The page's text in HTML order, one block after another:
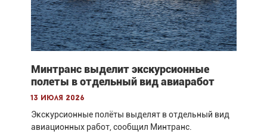
Минтранс выделит экскурсионные
полеты в отдельный вид авиаработ
13 июля 2026
Экскурсионные полёты выделят в отдельный вид
авиационных работ, сообщил Минтранс.